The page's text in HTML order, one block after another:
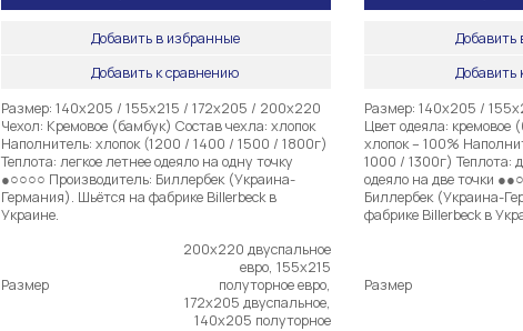
Добавить в избранные
Добавить к сравнению
Размер: 140х205 / 155х215 / 172х205 / 200х220
Чехол: Кремовое (бамбук) Состав чехла: хлопок
Наполнитель: хлопок (1200 / 1400 / 1500 / 1800г)
Теплота: легкое летнее одеяло на одну точку
●○○○○ Производитель: Биллербек (Украина-
Германия). Шьётся на фабрике Billerbeck в
Украине.
Размер
200х220 двуспальное
евро, 155х215
полуторное евро,
172х205 двуспальное,
140х205 полуторное
Добавить
Добавить
Размер: 140х205 /
Цвет одеяла: кремовое
хлопок – 100%
1000 / 1300г) Теплота:
одеяло на две точки
Биллербек (Украина-
фабрике Billerbeck в
Размер